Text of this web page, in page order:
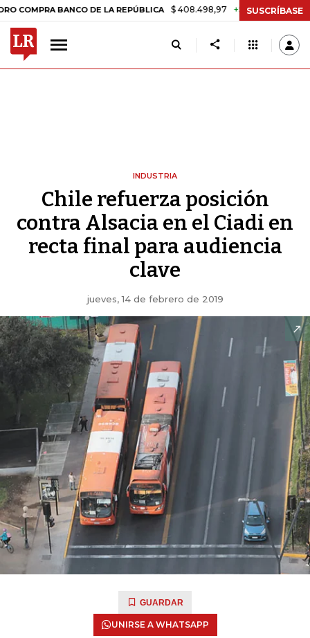
BANCO DE LA REPÚBLICA $ 408.498,97 +$ 8.753,81 +2,19%
SUSCRÍBASE
INDUSTRIA
Chile refuerza posición
contra Alsacia en el Ciadi en
recta final para audiencia
clave
jueves, 14 de febrero de 2019
GUARDAR
UNIRSE A WHATSAPP